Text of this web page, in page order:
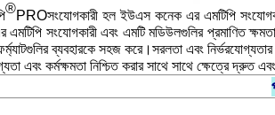
®PROসংযোগকারী হল ইউএস কনেক এর এমটিপি
সংযোগকারী এবং এমটি মডিউলগুলির প্রমাণিত
ব্যবহারকে সহজ করে।সরলতা এবং
এবং কর্মক্ষমতা নিশ্চিত করার সাথে সাথে ক্ষেত্রে দ্রুত